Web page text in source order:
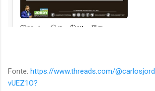
Fonte: https://www.threads.com/
vUEZ1O?